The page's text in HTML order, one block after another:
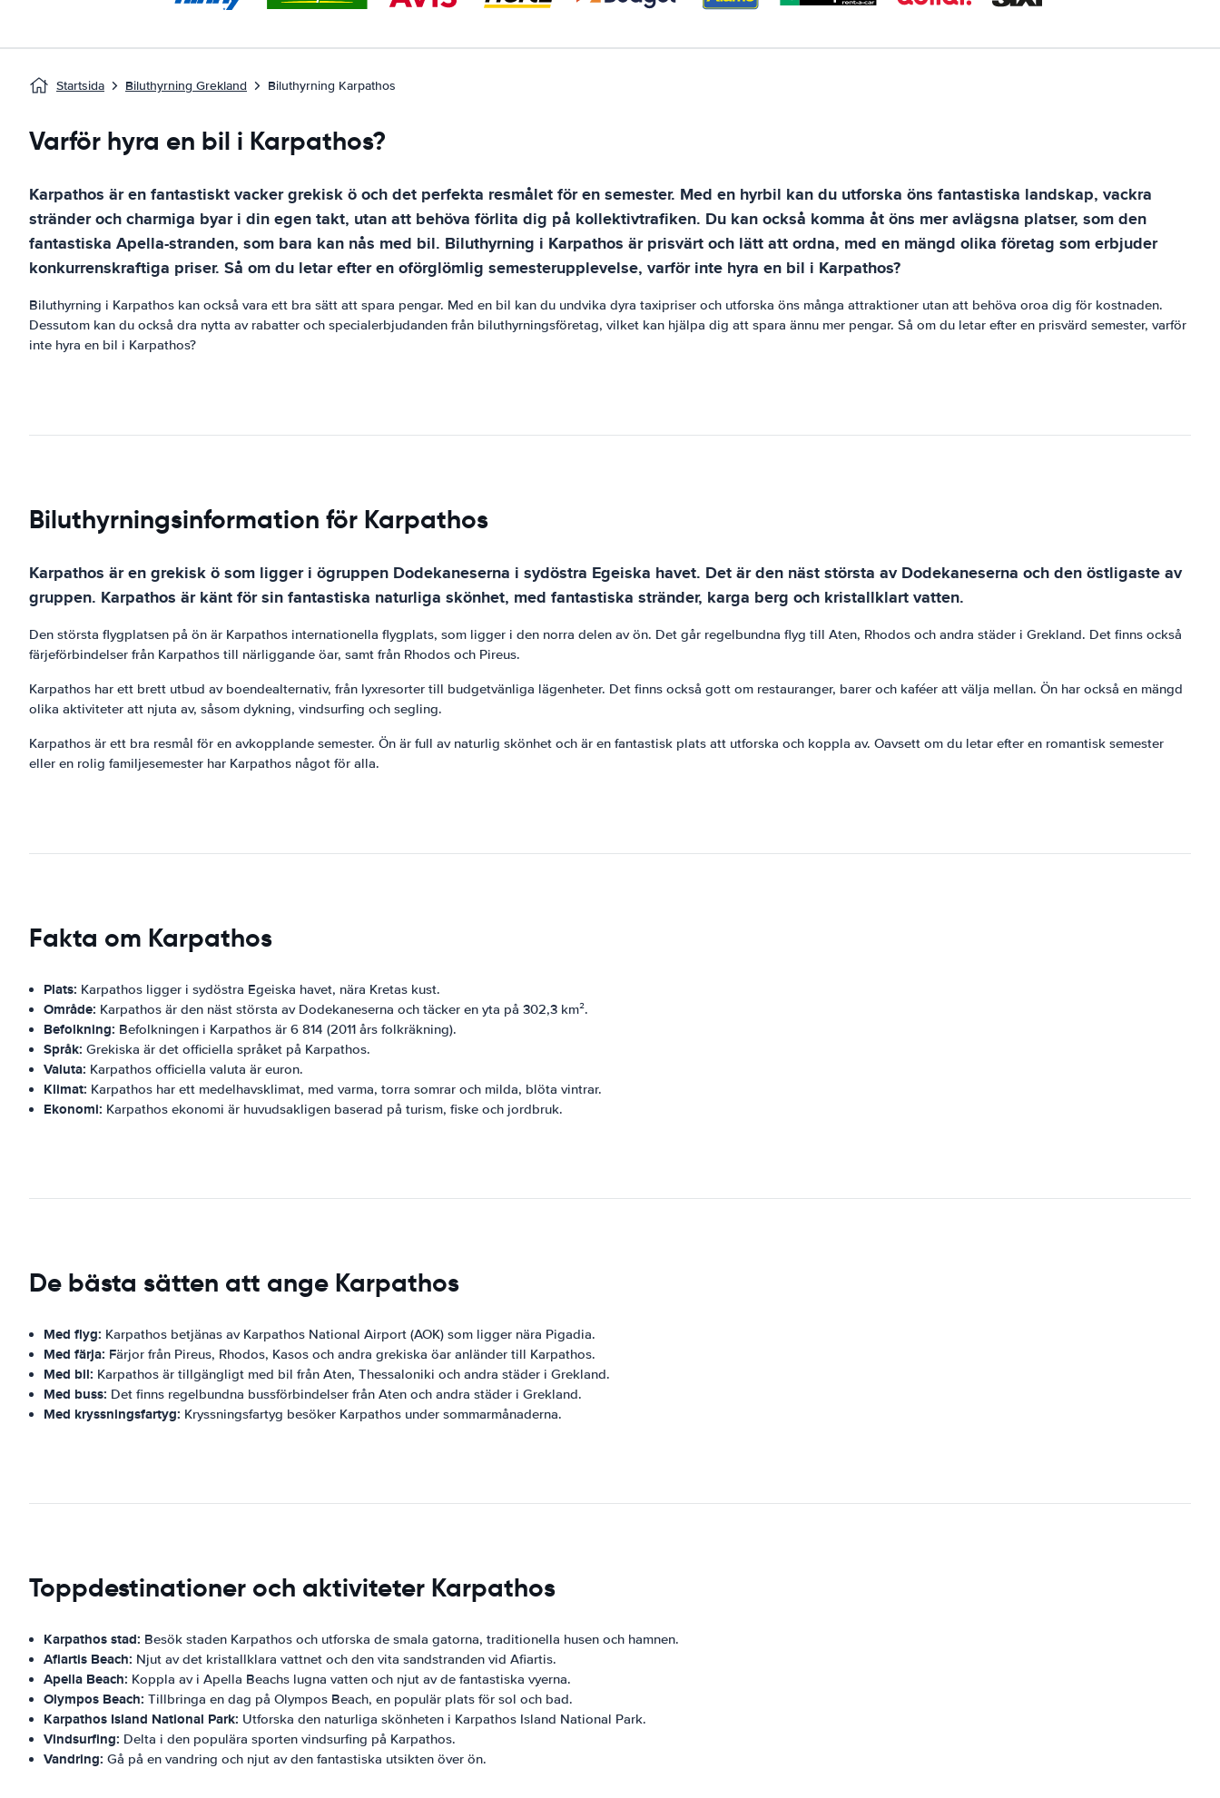
Startsida Biluthyrning Grekland Biluthyrning Karpathos
Varför hyra en bil i Karpathos?
Karpathos är en fantastiskt vacker grekisk ö och det perfekta resmålet för en semester. Med en hyrbil kan du utforska öns fantastiska landskap, vackra
stränder och charmiga byar i din egen takt, utan att behöva förlita dig på kollektivtrafiken. Du kan också komma åt öns mer avlägsna platser, som den
fantastiska Apella-stranden, som bara kan nås med bil. Biluthyrning i Karpathos är prisvärt och lätt att ordna, med en mängd olika företag som erbjuder
konkurrenskraftiga priser. Så om du letar efter en oförglömlig semesterupplevelse, varför inte hyra en bil i Karpathos?
Biluthyrning i Karpathos kan också vara ett bra sätt att spara pengar. Med en bil kan du undvika dyra taxipriser och utforska öns många attraktioner utan att behöva oroa dig för kostnaden.
Dessutom kan du också dra nytta av rabatter och specialerbjudanden från biluthyrningsföretag, vilket kan hjälpa dig att spara ännu mer pengar. Så om du letar efter en prisvärd semester, varför
inte hyra en bil i Karpathos?
Biluthyrningsinformation för Karpathos
Karpathos är en grekisk ö som ligger i ögruppen Dodekaneserna i sydöstra Egeiska havet. Det är den näst största av Dodekaneserna och den östligaste av
gruppen. Karpathos är känt för sin fantastiska naturliga skönhet, med fantastiska stränder, karga berg och kristallklart vatten.
Den största flygplatsen på ön är Karpathos internationella flygplats, som ligger i den norra delen av ön. Det går regelbundna flyg till Aten, Rhodos och andra städer i Grekland. Det finns också
färjeförbindelser från Karpathos till närliggande öar, samt från Rhodos och Pireus.
Karpathos har ett brett utbud av boendealternativ, från lyxresorter till budgetvänliga lägenheter. Det finns också gott om restauranger, barer och kaféer att välja mellan. Ön har också en mängd
olika aktiviteter att njuta av, såsom dykning, vindsurfing och segling.
Karpathos är ett bra resmål för en avkopplande semester. Ön är full av naturlig skönhet och är en fantastisk plats att utforska och koppla av. Oavsett om du letar efter en romantisk semester
eller en rolig familjesemester har Karpathos något för alla.
Fakta om Karpathos
Plats: Karpathos ligger i sydöstra Egeiska havet, nära Kretas kust.
Område: Karpathos är den näst största av Dodekaneserna och täcker en yta på 302,3 km².
Befolkning: Befolkningen i Karpathos är 6 814 (2011 års folkräkning).
Språk: Grekiska är det officiella språket på Karpathos.
Valuta: Karpathos officiella valuta är euron.
Klimat: Karpathos har ett medelhavsklimat, med varma, torra somrar och milda, blöta vintrar.
Ekonomi: Karpathos ekonomi är huvudsakligen baserad på turism, fiske och jordbruk.
De bästa sätten att ange Karpathos
Med flyg: Karpathos betjänas av Karpathos National Airport (AOK) som ligger nära Pigadia.
Med färja: Färjor från Pireus, Rhodos, Kasos och andra grekiska öar anländer till Karpathos.
Med bil: Karpathos är tillgängligt med bil från Aten, Thessaloniki och andra städer i Grekland.
Med buss: Det finns regelbundna bussförbindelser från Aten och andra städer i Grekland.
Med kryssningsfartyg: Kryssningsfartyg besöker Karpathos under sommarmånaderna.
Toppdestinationer och aktiviteter Karpathos
Karpathos stad: Besök staden Karpathos och utforska de smala gatorna, traditionella husen och hamnen.
Afiartis Beach: Njut av det kristallklara vattnet och den vita sandstranden vid Afiartis.
Apella Beach: Koppla av i Apella Beachs lugna vatten och njut av de fantastiska vyerna.
Olympos Beach: Tillbringa en dag på Olympos Beach, en populär plats för sol och bad.
Karpathos Island National Park: Utforska den naturliga skönheten i Karpathos Island National Park.
Vindsurfing: Delta i den populära sporten vindsurfing på Karpathos.
Vandring: Gå på en vandring och njut av den fantastiska utsikten över ön.